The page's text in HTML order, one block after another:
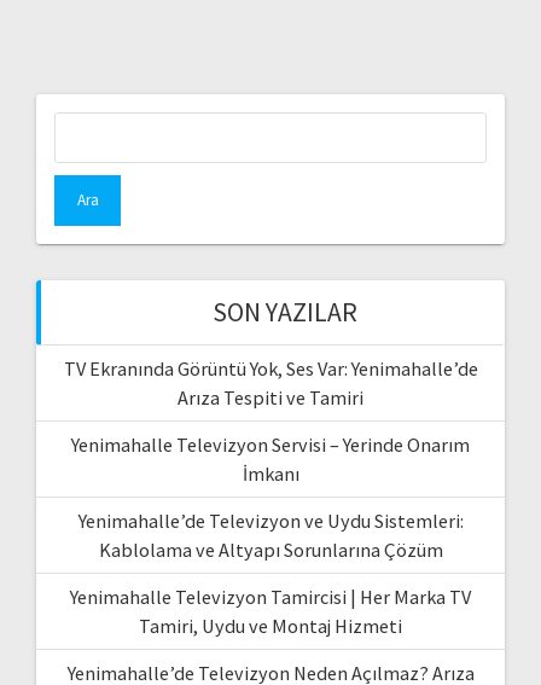
SON YAZILAR
TV Ekranında Görüntü Yok, Ses Var: Yenimahalle’de
Arıza Tespiti ve Tamiri
Yenimahalle Televizyon Servisi – Yerinde Onarım
İmkanı
Yenimahalle’de Televizyon ve Uydu Sistemleri:
Kablolama ve Altyapı Sorunlarına Çözüm
Yenimahalle Televizyon Tamircisi | Her Marka TV
Tamiri, Uydu ve Montaj Hizmeti
Yenimahalle’de Televizyon Neden Açılmaz? Arıza